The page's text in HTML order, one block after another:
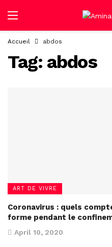
Accueil abdos
Tag: abdos
ART DE VIVRE
Coronavirus : quels
forme pendant le
April 10, 2020